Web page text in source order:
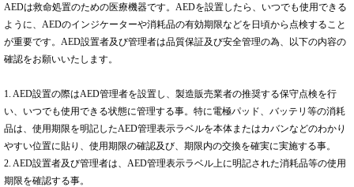
AEDは救命処置のための医療機器です。AEDを設置したら、いつでも使用できる
ように、AEDのインジケーターや消耗品の有効期限などを日頃から点検すること
が重要です。AED設置者及び管理者は品質保証及び安全管理の為、以下の内容の
確認をお願いいたします。
1. AED設置の際はAED管理者を設置し、製造販売業者の推奨する保守点検を行
い、いつでも使用できる状態に管理する事。特に電極パッド、バッテリ等の消耗
品は、使用期限を明記したAED管理表示ラベルを本体またはカバンなどのわかり
やすい位置に貼り、使用期限の確認及び、期限内の交換を確実に実施する事。
2. AED設置者及び管理者は、AED管理表示ラベル上に明記された消耗品等の使用
期限を確認する事。